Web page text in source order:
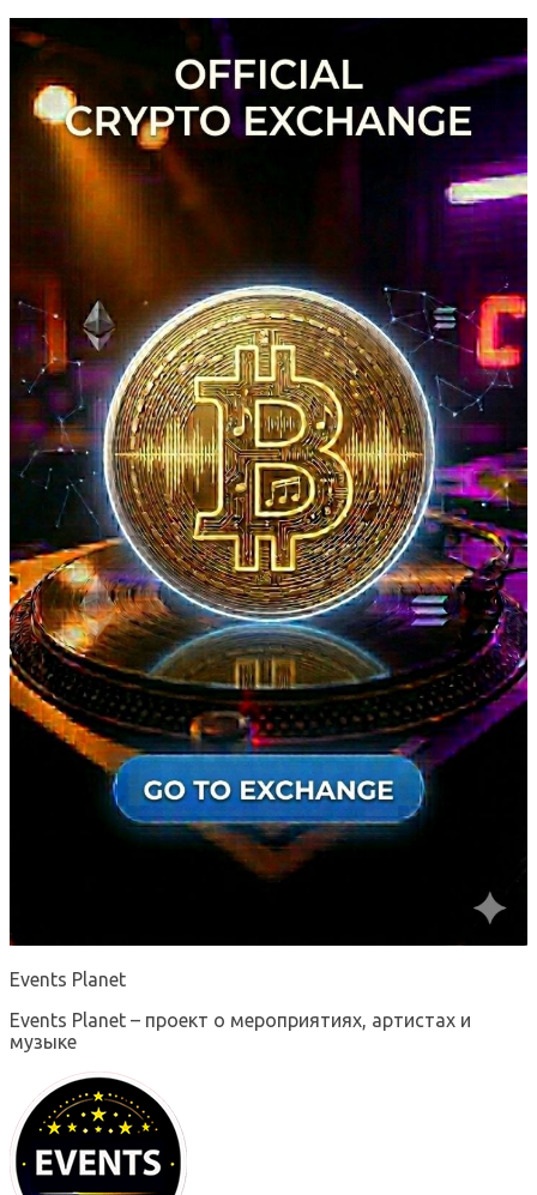
Events Planet
Events Planet – проект о мероприятиях, артистах и
музыке